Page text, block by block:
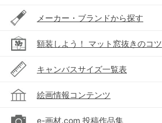
メーカー・ブランドから探す
額装しよう！ マット窓抜きのコツ
キャンバスサイズ一覧表
絵画情報コンテンツ
e-画材.com 投稿作品集